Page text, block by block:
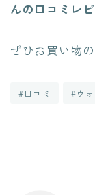
んの口コミレ
ぜひお買い物
#口コミ #ウ